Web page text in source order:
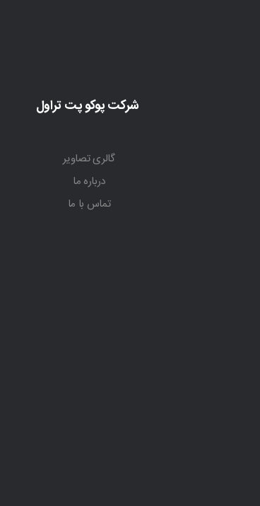
شرکت پوکو پت تراول
گالری تصاویر
درباره ما
تماس با ما